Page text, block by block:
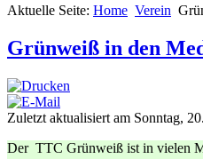
Aktuelle Seite: Home Verein
Grünweiß in den
Zuletzt aktualisiert am Sonntag,
Der TTC Grünweiß ist in vielen